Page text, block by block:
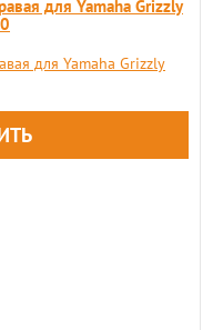
для Yamaha Grizzly
для Yamaha Grizzly